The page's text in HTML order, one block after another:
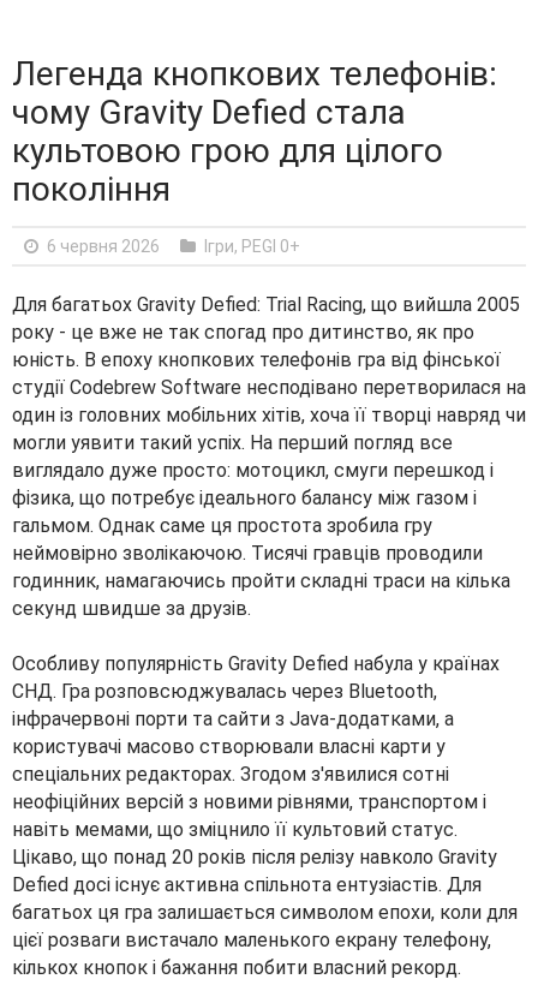
Легенда кнопкових телефонів:
чому Gravity Defied стала
культовою грою для цілого
покоління
6 червня 2026 Ігри, PEGI 0+
Для багатьох Gravity Defied: Trial Racing, що вийшла 2005
року - це вже не так спогад про дитинство, як про
юність. В епоху кнопкових телефонів гра від фінської
студії Codebrew Software несподівано перетворилася на
один із головних мобільних хітів, хоча її творці навряд чи
могли уявити такий успіх. На перший погляд все
виглядало дуже просто: мотоцикл, смуги перешкод і
фізика, що потребує ідеального балансу між газом і
гальмом. Однак саме ця простота зробила гру
неймовірно зволікаючою. Тисячі гравців проводили
годинник, намагаючись пройти складні траси на кілька
секунд швидше за друзів.
Особливу популярність Gravity Defied набула у країнах
СНД. Гра розповсюджувалась через Bluetooth,
інфрачервоні порти та сайти з Java-додатками, а
користувачі масово створювали власні карти у
спеціальних редакторах. Згодом з'явилися сотні
неофіційних версій з новими рівнями, транспортом і
навіть мемами, що зміцнило її культовий статус.
Цікаво, що понад 20 років після релізу навколо Gravity
Defied досі існує активна спільнота ентузіастів. Для
багатьох ця гра залишається символом епохи, коли для
цієї розваги вистачало маленького екрану телефону,
кількох кнопок і бажання побити власний рекорд.